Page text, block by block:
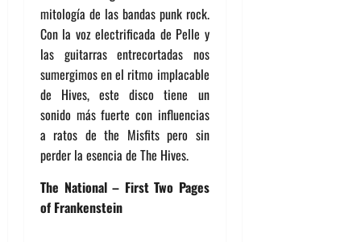
mitología de las bandas punk rock.
Con la voz electrificada de Pelle y
las guitarras entrecortadas nos
sumergimos en el ritmo implacable
de Hives, este disco tiene un
sonido más fuerte con influencias
a ratos de the Misfits pero sin
perder la esencia de The Hives.
The National – First Two Pages
of Frankenstein